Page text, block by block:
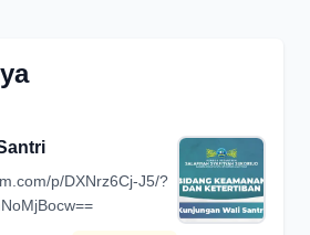
p/DXNrz6Cj-J5/?